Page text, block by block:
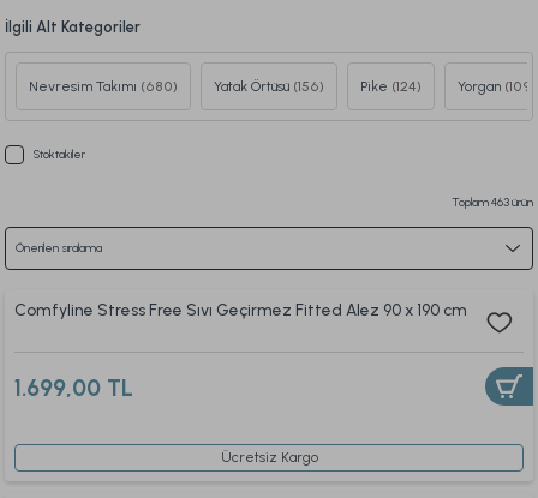
İlgili Alt Kategoriler
Nevresim Takımı (680) Yatak Örtüsü (156) Pike (124) Yorgan (109)
Stoktakiler
Toplam 463 ürün
Comfyline Stress Free Sıvı Geçirmez Fitted Alez 90 x 190 cm
1.699,00 TL
Ücretsiz Kargo